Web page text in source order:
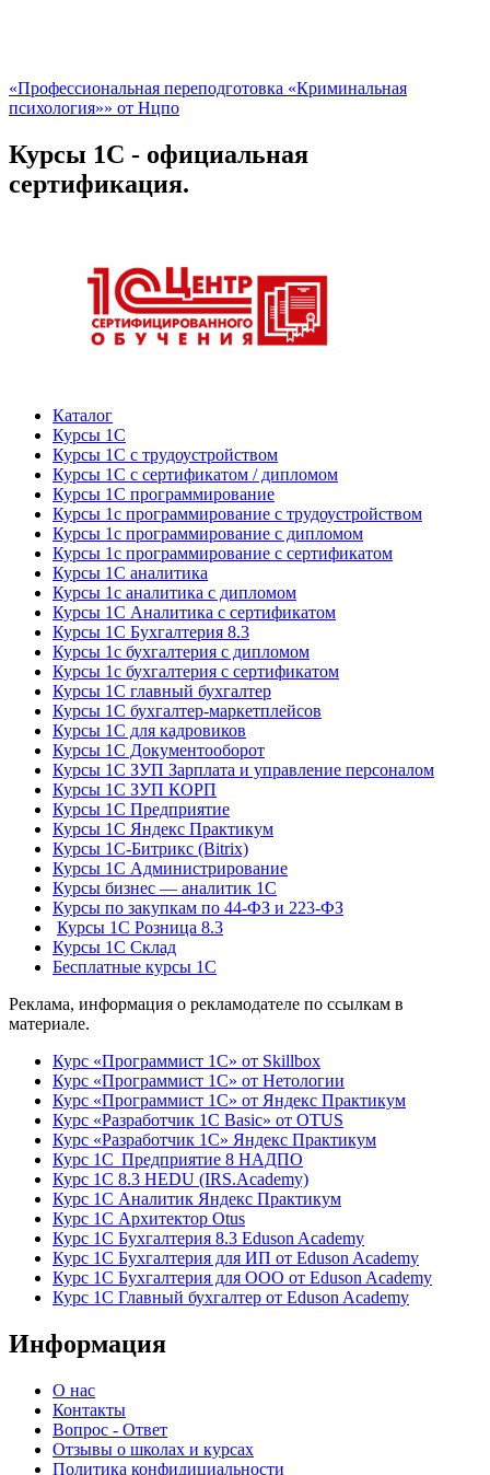
«Профессиональная переподготовка «Криминальная
психология»» от Нцпо
Курсы 1С - официальная
сертификация.
Каталог
Курсы 1С
Курсы 1С с трудоустройством
Курсы 1С с сертификатом / дипломом
Курсы 1С программирование
Курсы 1с программирование с трудоустройством
Курсы 1с программирование с дипломом
Курсы 1с программирование с сертификатом
Курсы 1С аналитика
Курсы 1с аналитика с дипломом
Курсы 1С Аналитика с сертификатом
Курсы 1С Бухгалтерия 8.3
Курсы 1с бухгалтерия с дипломом
Курсы 1с бухгалтерия с сертификатом
Курсы 1С главный бухгалтер
Курсы 1С бухгалтер-маркетплейсов
Курсы 1С для кадровиков
Курсы 1С Документооборот
Курсы 1С ЗУП Зарплата и управление персоналом
Курсы 1С ЗУП КОРП
Курсы 1С Предприятие
Курсы 1С Яндекс Практикум
Курсы 1С-Битрикс (Bitrix)
Курсы 1С Администрирование
Курсы бизнес — аналитик 1С
Курсы по закупкам по 44‑ФЗ и 223‑ФЗ
Курсы 1С Розница 8.3
Курсы 1С Склад
Бесплатные курсы 1С
Реклама, информация о рекламодателе по ссылкам в
материале.
Курс «Программист 1С» от Skillbox
Курс «Программист 1С» от Нетологии
Курс «Программист 1С» от Яндекс Практикум
Курс «Разработчик 1С Basic» от OTUS
Курс «Разработчик 1С» Яндекс Практикум
Курс 1С Предприятие 8 НАДПО
Курс 1С 8.3 HEDU (IRS.Academy)
Курс 1С Аналитик Яндекс Практикум
Курс 1С Архитектор Otus
Курс 1С Бухгалтерия 8.3 Eduson Academy
Курс 1С Бухгалтерия для ИП от Eduson Academy
Курс 1С Бухгалтерия для ООО от Eduson Academy
Курс 1С Главный бухгалтер от Eduson Academy
Информация
О нас
Контакты
Вопрос - Ответ
Отзывы о школах и курсах
Политика конфидициальности